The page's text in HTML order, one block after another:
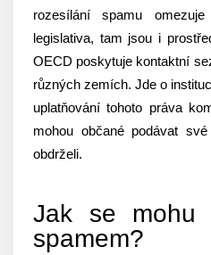
rozesílání spamu
legislativa, tam jsou i
OECD poskytuje kontaktní
různých zemích. Jde o
uplatňování tohoto práva
mohou občané podávat
obdrželi.
Jak se mohu
spamem?